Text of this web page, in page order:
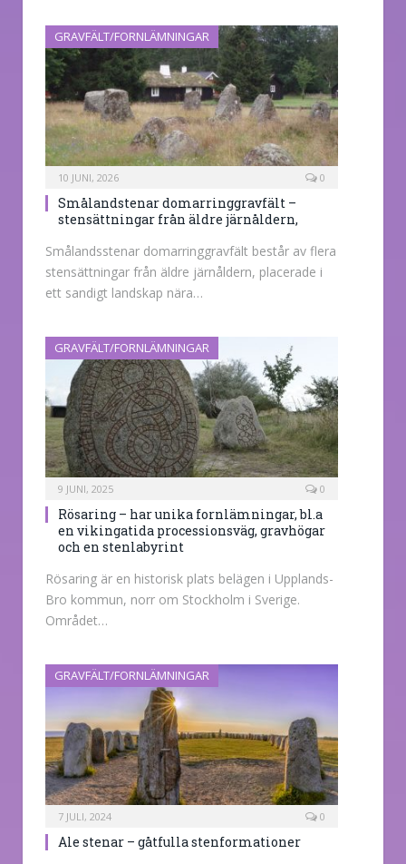
GRAVFÄLT/FORNLÄMNINGAR
10 JUNI, 2026 0
Smålandstenar domarringgravfält –
stensättningar från äldre järnåldern,
Smålandsstenar domarringgravfält består av flera
stensättningar från äldre järnåldern, placerade i
ett sandigt landskap nära…
GRAVFÄLT/FORNLÄMNINGAR
9 JUNI, 2025 0
Rösaring – har unika fornlämningar, bl.a
en vikingatida processionsväg, gravhögar
och en stenlabyrint
Rösaring är en historisk plats belägen i Upplands-
Bro kommun, norr om Stockholm i Sverige.
Området…
GRAVFÄLT/FORNLÄMNINGAR
7 JULI, 2024 0
Ale stenar – gåtfulla stenformationer